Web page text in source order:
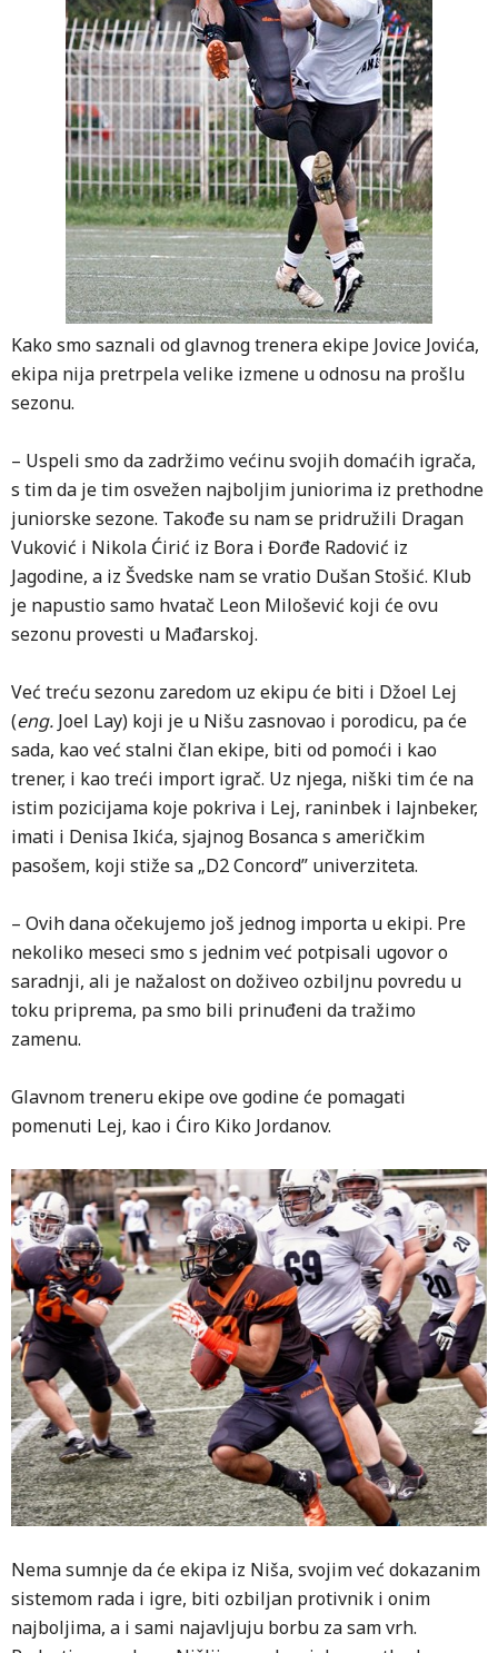
Kako smo saznali od glavnog trenera ekipe Jovice Jovića,
ekipa nija pretrpela velike izmene u odnosu na prošlu
sezonu.
– Uspeli smo da zadržimo većinu svojih domaćih igrača,
s tim da je tim osvežen najboljim juniorima iz prethodne
juniorske sezone. Takođe su nam se pridružili Dragan
Vuković i Nikola Ćirić iz Bora i Đorđe Radović iz
Jagodine, a iz Švedske nam se vratio Dušan Stošić. Klub
je napustio samo hvatač Leon Milošević koji će ovu
sezonu provesti u Mađarskoj.
Već treću sezonu zaredom uz ekipu će biti i Džoel Lej
(eng. Joel Lay) koji je u Nišu zasnovao i porodicu, pa će
sada, kao već stalni član ekipe, biti od pomoći i kao
trener, i kao treći import igrač. Uz njega, niški tim će na
istim pozicijama koje pokriva i Lej, raninbek i lajnbeker,
imati i Denisa Ikića, sjajnog Bosanca s američkim
pasošem, koji stiže sa „D2 Concord” univerziteta.
– Ovih dana očekujemo još jednog importa u ekipi. Pre
nekoliko meseci smo s jednim već potpisali ugovor o
saradnji, ali je nažalost on doživeo ozbiljnu povredu u
toku priprema, pa smo bili prinuđeni da tražimo
zamenu.
Glavnom treneru ekipe ove godine će pomagati
pomenuti Lej, kao i Ćiro Kiko Jordanov.
Nema sumnje da će ekipa iz Niša, svojim već dokazanim
sistemom rada i igre, biti ozbiljan protivnik i onim
najboljima, a i sami najavljuju borbu za sam vrh.